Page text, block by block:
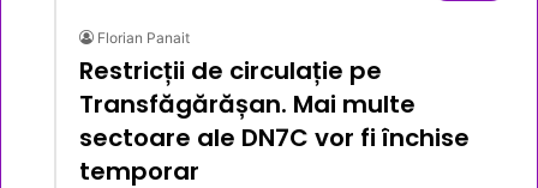
Florian Panait
Restricții de circulație pe
Transfăgărășan. Mai multe
sectoare ale DN7C vor fi închise
temporar